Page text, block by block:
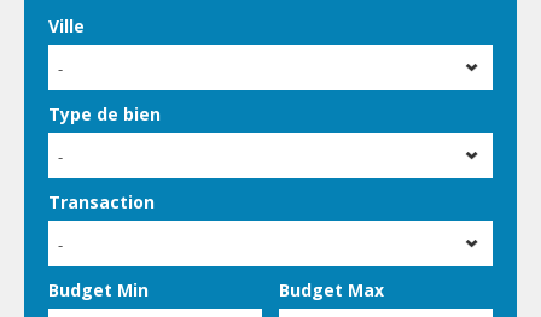
Ville
-
Type de bien
-
Transaction
-
Budget Min Budget Max